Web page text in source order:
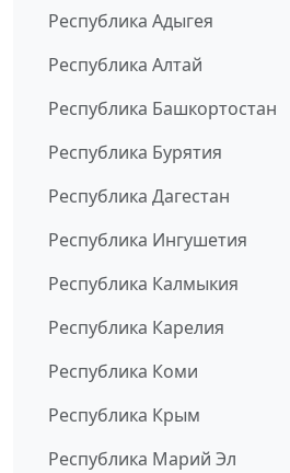
Республика Адыгея
Республика Алтай
Республика Башкортостан
Республика Бурятия
Республика Дагестан
Республика Ингушетия
Республика Калмыкия
Республика Карелия
Республика Коми
Республика Крым
Республика Марий Эл